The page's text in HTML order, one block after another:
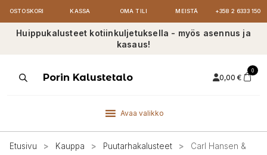
OSTOSKORI KASSA OMA TILI MEISTÄ +358 2 6333 150
Huippukalusteet kotiinkuljetuksella - myös asennus ja
kasaus!
ProductsPorin Kalustetalo 0,00 €
0
Avaa valikko
Etusivu > Kauppa > Puutarhakalusteet >
Carl Hansen &